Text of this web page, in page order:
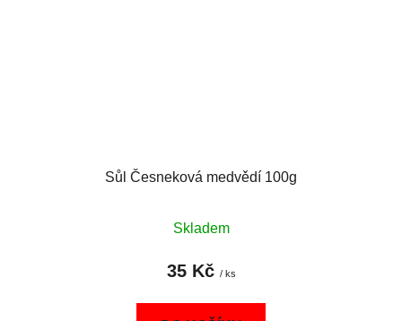
Sůl Česneková medvědí 100g
Skladem
35 Kč / ks